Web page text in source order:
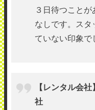
３日待つこと
なしです。スタ
ていない印象で
【レンタル会
社